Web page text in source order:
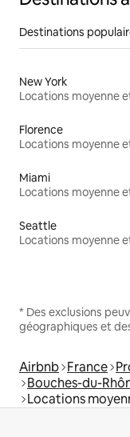
Destinations
New York
Florence
Miami
Seattle
* Des exclusions
géographiques et
Airbnb France
Bouches-du-
Locations